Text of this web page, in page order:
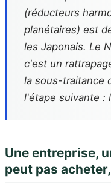
(réducteurs
planétaires) est
les Japonais. Le
c'est un
la sous-traitance
l'étape suivante :
Une entreprise,
peut pas